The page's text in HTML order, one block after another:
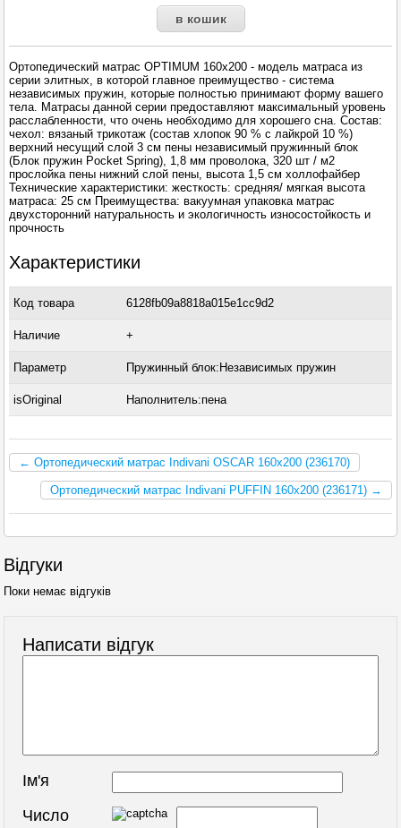
Ортопедический матрас OPTIMUM 160x200 - модель матраса из
серии элитных, в которой главное преимущество - система
независимых пружин, которые полностью принимают форму вашего
тела. Матрасы данной серии предоставляют максимальный уровень
расслабленности, что очень необходимо для хорошего сна. Состав:
чехол: вязаный трикотаж (состав хлопок 90 % с лайкрой 10 %)
верхний несущий слой 3 см пены независимый пружинный блок
(Блок пружин Pocket Spring), 1,8 мм проволока, 320 шт / м2
прослойка пены нижний слой пены, высота 1,5 см холлофайбер
Технические характеристики: жесткость: средняя/ мягкая высота
матраса: 25 см Преимущества: вакуумная упаковка матрас
двухсторонний натуральность и экологичность износостойкость и
прочность
Характеристики
Код товара 6128fb09a8818a015e1cc9d2
Наличие +
Параметр Пружинный блок:Независимых пружин
isOriginal Наполнитель:пена
← Ортопедический матрас Indivani OSCAR 160x200 (236170)
Ортопедический матрас Indivani PUFFIN 160x200 (236171) →
Відгуки
Поки немає відгуків
Написати відгук
Ім'я
Число